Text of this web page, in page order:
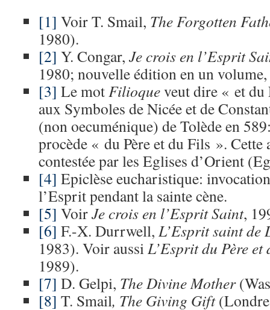
[1] Voir T. Smail, The Forgotten
1980).
[2] Y. Congar, Je crois en l’Esprit
1980; nouvelle édition en un
[3] Le motFilioqueveut dire « et
aux Symboles de Nicée et de
(non oecuménique) de Tolède en
procède « du Père et du Fils ».
contestée par les Eglises d’Orient
[4] Epiclèse eucharistique:
l’Esprit pendant la sainte cène.
[5] VoirJe crois en l’Esprit Saint,
[6] F.-X. Durrwell, L’Esprit saint de
1983). Voir aussiL’Esprit du Père et
1989).
[7] D. Gelpi, The Divine Mother
[8] T. Smail, The Giving Gift